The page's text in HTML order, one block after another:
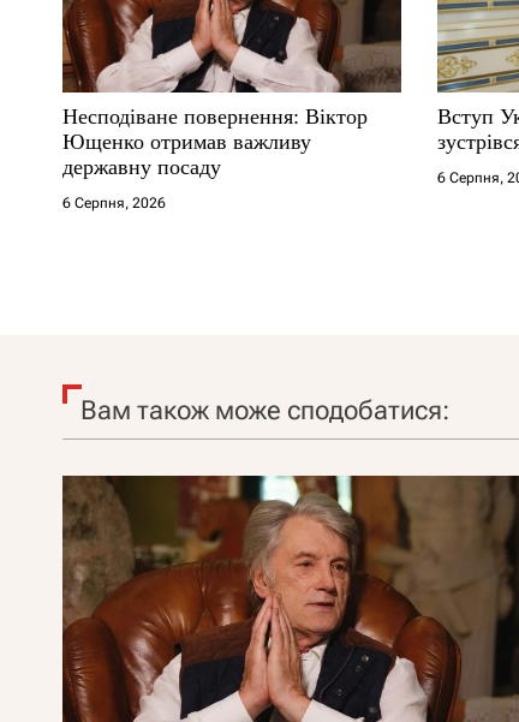
Несподіване повернення: Віктор
Ющенко отримав важливу
державну посаду
6 Серпня, 2026
Вступ
6 Серпня,
Вам також може сподобатися: